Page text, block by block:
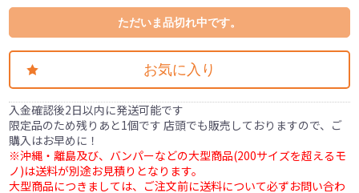
ただいま品切れ中です。
お気に入り
入金確認後2日以内に発送可能です
限定品のため残りあと1個です 店頭でも販売しておりますので、ご
購入はお早めに！
※沖縄・離島及び、バンパーなどの大型商品(200サイズを超えるモ
ノ)は送料が別途お見積りとなります。
大型商品につきましては、ご注文前に送料について必ずお問い合わ